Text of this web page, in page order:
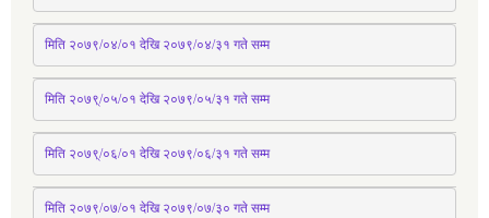
मिति २०७९/०४/०१ देखि २०७९/०४/३१ गते सम्म
मिति २०७९्/०५/०१ देखि २०७९/०५/३१ गते सम्म
मिति २०७९्/०६/०१ देखि २०७९/०६/३१ गते सम्म
मिति २०७९/०७/०१ देखि २०७९/०७/३० गते सम्म